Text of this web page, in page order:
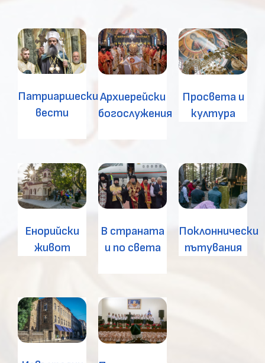
Патриаршески
вести
Архиерейски
богослужения
Просвета и
култура
Енорийски
живот
В страната
и по света
Поклоннически
пътувания